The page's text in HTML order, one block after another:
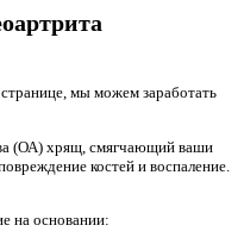
мы можем заработать
(ОА) хрящ, смягчающий ваши
костей и воспаление.
на основании: